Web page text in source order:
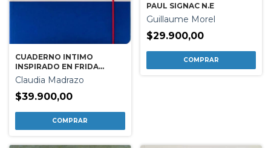
CUADERNO INTIMO
INSPIRADO EN FRIDA
KAHLO
Claudia Madrazo
$39.900,00
PAUL SIGNAC N.E
Guillaume Morel
$29.900,00